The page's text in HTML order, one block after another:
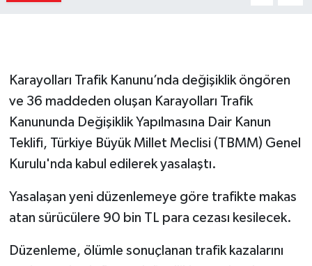
Karayolları Trafik Kanunu’nda değişiklik öngören
ve 36 maddeden oluşan Karayolları Trafik
Kanununda Değişiklik Yapılmasına Dair Kanun
Teklifi, Türkiye Büyük Millet Meclisi (TBMM) Genel
Kurulu'nda kabul edilerek yasalaştı.
Yasalaşan yeni düzenlemeye göre trafikte makas
atan sürücülere 90 bin TL para cezası kesilecek.
Düzenleme, ölümle sonuçlanan trafik kazalarını